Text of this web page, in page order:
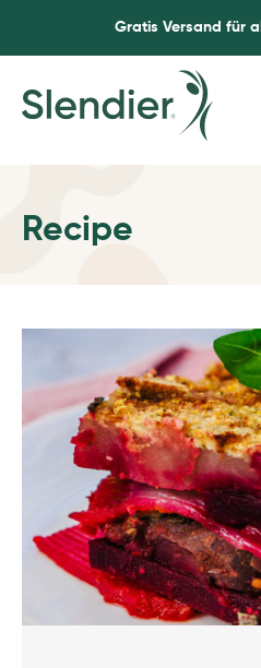
Gratis Versand für
Recipe